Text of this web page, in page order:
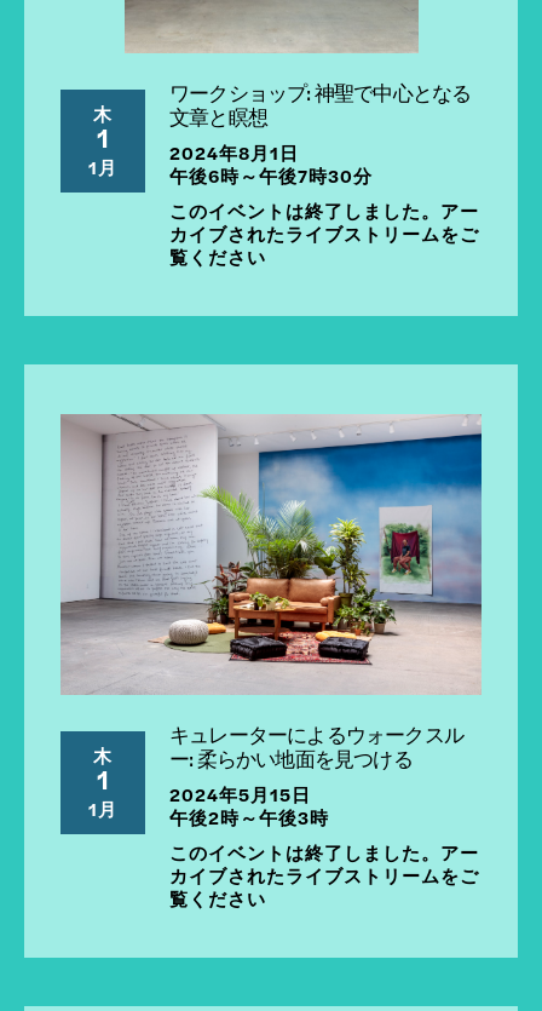
木
1
1月
ワークショップ: 神聖で中心となる
文章と瞑想
2024年8月1日
午後6時～午後7時30分
このイベントは終了しました。アー
カイブされたライブストリームをご
覧ください
木
1
1月
キュレーターによるウォークスル
ー: 柔らかい地面を見つける
2024年5月15日
午後2時～午後3時
このイベントは終了しました。アー
カイブされたライブストリームをご
覧ください